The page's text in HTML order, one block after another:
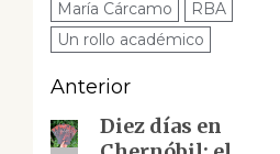
María Cárcamo
RBA
Un rollo académico
Navegación
de
Anterior
EntradaDiez días en